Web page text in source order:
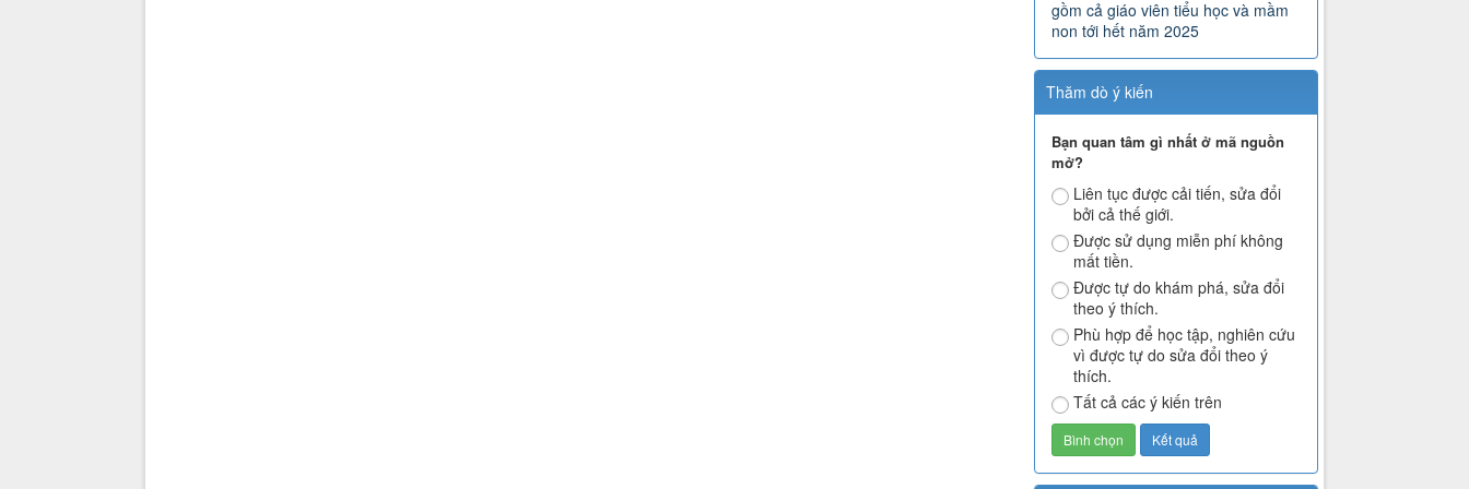
gồm cả giáo viên tiểu học và mầm
non tới hết năm 2025
Thăm dò ý kiến
Bạn quan tâm gì nhất ở mã nguồn
mở?
Liên tục được cải tiến, sửa đổi
bởi cả thế giới.
Được sử dụng miễn phí không
mất tiền.
Được tự do khám phá, sửa đổi
theo ý thích.
Phù hợp để học tập, nghiên cứu
vì được tự do sửa đổi theo ý
thích.
Tất cả các ý kiến trên